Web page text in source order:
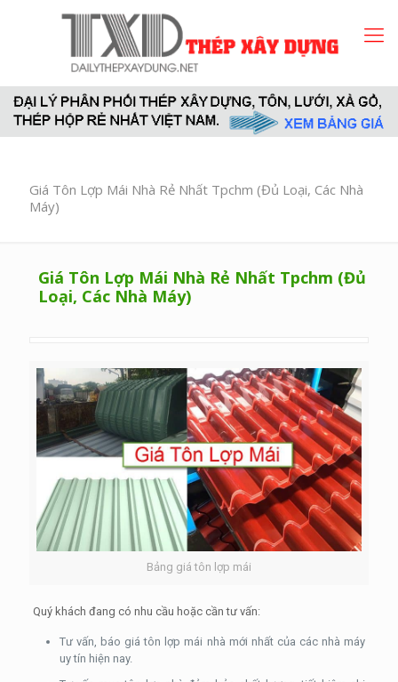
Giá Tôn Lợp Mái Nhà Rẻ Nhất Tpchm (Đủ Loại, Các Nhà
Máy)
Giá Tôn Lợp Mái Nhà Rẻ Nhất Tpchm (Đủ
Loại, Các Nhà Máy)
Bảng giá tôn lợp mái
Quý khách đang có nhu cầu hoặc cần tư vấn:
Tư vấn, báo giá tôn lợp mái nhà mới nhất của các nhà máy
uy tín hiện nay.